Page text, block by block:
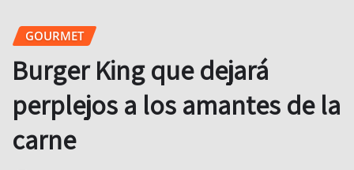
GOURMET
Burger King que dejará
perplejos a los amantes de la
carne